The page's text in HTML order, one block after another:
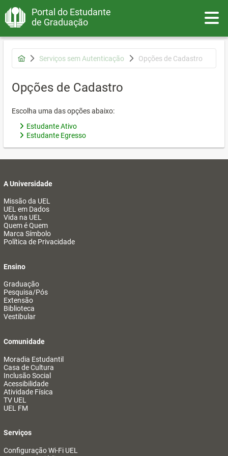
Portal do Estudante
de Graduação
Serviços sem Autenticação Opções de Cadastro
Opções de Cadastro
Escolha uma das opções abaixo:
Estudante Ativo
Estudante Egresso
A Universidade
Missão da UEL
UEL em Dados
Vida na UEL
Quem é Quem
Marca Símbolo
Política de Privacidade
Ensino
Graduação
Pesquisa/Pós
Extensão
Biblioteca
Vestibular
Comunidade
Moradia Estudantil
Casa de Cultura
Inclusão Social
Acessibilidade
Atividade Física
TV UEL
UEL FM
Serviços
Configuração Wi-Fi UEL